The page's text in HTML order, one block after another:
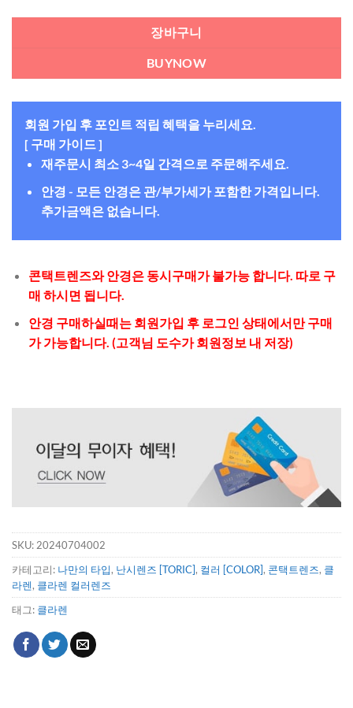
장바구니
BUYNOW
회원 가입 후 포인트 적립 혜택을 누리세요.
[ 구매 가이드 ]
재주문시 최소 3~4일 간격으로 주문해주세요.
안경 - 모든 안경은 관/부가세가 포함한 가격입니다.
추가금액은 없습니다.
콘택트렌즈와 안경은 동시구매가 불가능 합니다. 따로 구
매 하시면 됩니다.
안경 구매하실때는 회원가입 후 로그인 상태에서만 구매
가 가능합니다. (고객님 도수가 회원정보 내 저장)
SKU: 20240704002
카테고리: 나만의 타입, 난시렌즈 [TORIC], 컬러 [COLOR], 콘택트렌즈, 클
라렌, 클라렌 컬러렌즈
태그: 클라렌